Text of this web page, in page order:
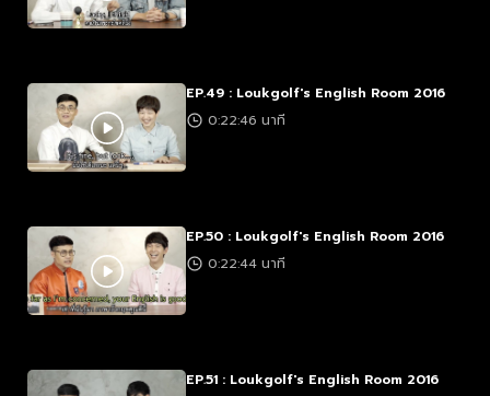
EP.49 : Loukgolf's English Room 2016
0:22:46 นาที
EP.50 : Loukgolf's English Room 2016
0:22:44 นาที
EP.51 : Loukgolf's English Room 2016